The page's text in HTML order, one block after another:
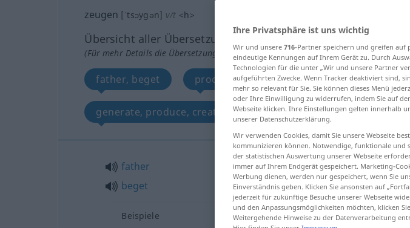
zeugen [ˈtsɔygən] v/t <h>
Übersicht aller Übersetzungen
(Für mehr Details die Übersetzung anklicken/antippen)
father, beget procreate, reproduce, propagate sire
generate, produce, create
father
beget
zeugen
Beispiele
Ihre Privatsphäre ist uns wichtig
Wir und unsere 716-Partner speichern und greifen auf
eindeutige Kennungen auf Ihrem Gerät zu. Durch
Technologien für die unter „Wir und unsere Partner
aufgeführten Zwecke. Wenn Tracker deaktiviert sind,
mehr so relevant für Sie. Sie können dieses Menü
oder Ihre Einwilligung zu widerrufen, indem Sie auf
Webseite klicken. Ihre Einstellungen gelten innerhalb
unserer Datenschutzerklärung.
Wir verwenden Cookies, damit Sie unsere Webseite
kommunizieren können. Notwendige, funktionale und
der statistischen Auswertung unserer Webseite
immer auf Ihrem Endgerät gespeichert. Marketing-
Werbung dienen, werden nur gespeichert, wenn Sie
Einverständnis geben. Klicken Sie ansonsten auf
jederzeit für zukünftige Besuche unserer Webseite
und den Anpassungsmöglichkeiten möchten, klicken
Weitergehende Hinweise zu der Datenverarbeitung